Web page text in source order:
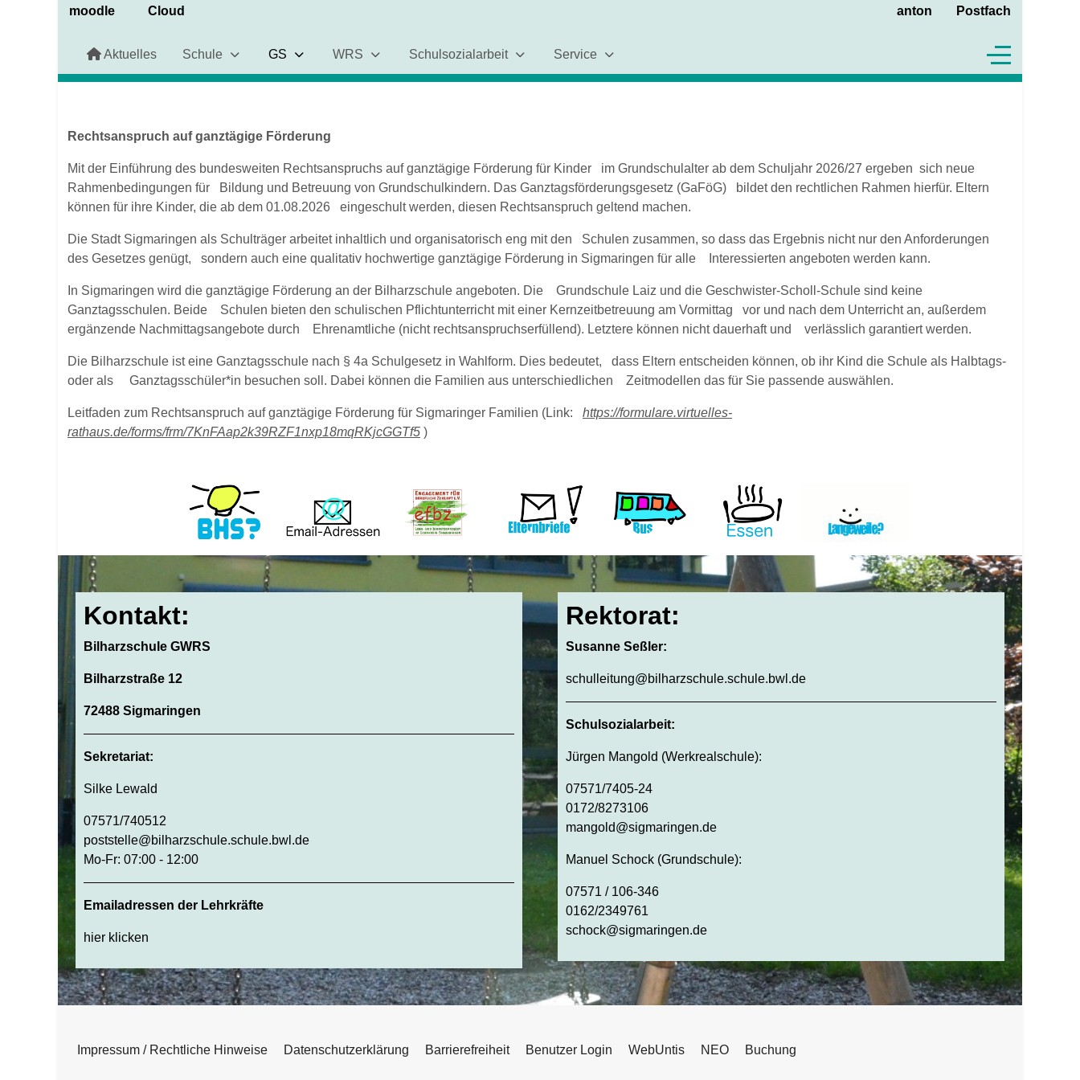
moodle Cloud anton Postfach
Aktuelles Schule GS WRS Schulsozialarbeit Service Off-Canvas
Rechtsanspruch auf ganztägige Förderung
Mit der Einführung des bundesweiten Rechtsanspruchs auf ganztägige Förderung für Kinder im Grundschulalter ab dem Schuljahr 2026/27 ergeben sich neue
Rahmenbedingungen für Bildung und Betreuung von Grundschulkindern. Das Ganztagsförderungsgesetz (GaFöG) bildet den rechtlichen Rahmen hierfür. Eltern
können für ihre Kinder, die ab dem 01.08.2026 eingeschult werden, diesen Rechtsanspruch geltend machen.
Die Stadt Sigmaringen als Schulträger arbeitet inhaltlich und organisatorisch eng mit den Schulen zusammen, so dass das Ergebnis nicht nur den Anforderungen
des Gesetzes genügt, sondern auch eine qualitativ hochwertige ganztägige Förderung in Sigmaringen für alle Interessierten angeboten werden kann.
In Sigmaringen wird die ganztägige Förderung an der Bilharzschule angeboten. Die Grundschule Laiz und die Geschwister-Scholl-Schule sind keine
Ganztagsschulen. Beide Schulen bieten den schulischen Pflichtunterricht mit einer Kernzeitbetreuung am Vormittag vor und nach dem Unterricht an, außerdem
ergänzende Nachmittagsangebote durch Ehrenamtliche (nicht rechtsanspruchserfüllend). Letztere können nicht dauerhaft und verlässlich garantiert werden.
Die Bilharzschule ist eine Ganztagsschule nach § 4a Schulgesetz in Wahlform. Dies bedeutet, dass Eltern entscheiden können, ob ihr Kind die Schule als Halbtags-
oder als Ganztagsschüler*in besuchen soll. Dabei können die Familien aus unterschiedlichen Zeitmodellen das für Sie passende auswählen.
Leitfaden zum Rechtsanspruch auf ganztägige Förderung für Sigmaringer Familien (Link: https://formulare.virtuelles-
rathaus.de/forms/frm/7KnFAap2k39RZF1nxp18mqRKjcGGTf5 )
Kontakt:
Bilharzschule GWRS
Bilharzstraße 12
72488 Sigmaringen
Sekretariat:
Silke Lewald
07571/740512
poststelle@bilharzschule.schule.bwl.de
Mo-Fr: 07:00 - 12:00
Emailadressen der Lehrkräfte
hier klicken
Rektorat:
Susanne Seßler:
schulleitung@bilharzschule.schule.bwl.de
Schulsozialarbeit:
Jürgen Mangold (Werkrealschule):
07571/7405-24
0172/8273106
mangold@sigmaringen.de
Manuel Schock (Grundschule):
07571 / 106-346
0162/2349761
schock@sigmaringen.de
Impressum / Rechtliche Hinweise Datenschutzerklärung Barrierefreiheit Benutzer Login WebUntis NEO Buchung